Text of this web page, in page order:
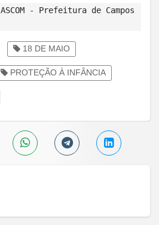
ASCOM - Prefeitura de Campos
18 DE MAIO
PROTEÇÃO À INFÂNCIA